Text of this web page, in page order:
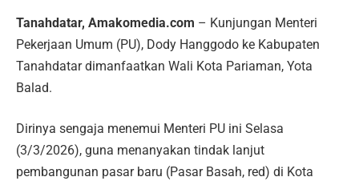
Tanahdatar, Amakomedia.com – Kunjungan Menteri
Pekerjaan Umum (PU), Dody Hanggodo ke Kabupaten
Tanahdatar dimanfaatkan Wali Kota Pariaman, Yota
Balad.
Dirinya sengaja menemui Menteri PU ini Selasa
(3/3/2026), guna menanyakan tindak lanjut
pembangunan pasar baru (Pasar Basah, red) di Kota